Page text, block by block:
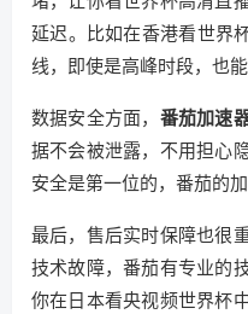
延迟。比如在香港看世界
线，即使是高峰时段，也
数据安全方面， 番茄加速
据不会被泄露，不用担心
安全是第一位的，番茄的
最后，售后实时保障也很
技术故障，番茄有专业的
你在日本看央视频世界杯